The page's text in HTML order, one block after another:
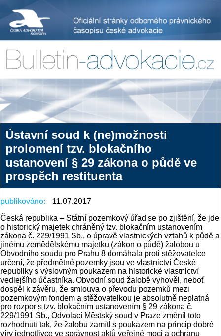
Ústavní soud k (ne)možnosti
prolomení tzv. blokačního
ustanovení § 29 zákona o půdě ve
prospěch restituenta
publikováno:
11.07.2017
Česká republika – Státní pozemkový úřad se po zjištění, že jde
o historický majetek chráněný tzv. blokačním ustanovením
zákona č. 229/1991 Sb., o úpravě vlastnických vztahů k půdě a
jinému zemědělskému majetku (zákon o půdě) žalobou u
Obvodního soudu pro Prahu 8 domáhala proti stěžovatelce
určení, že předmětné pozemky jsou ve vlastnictví České
republiky s výslovným poukazem na historické vlastnictví
vedlejšího účastníka. Obvodní soud žalobě vyhověl, neboť
dospěl k závěru, že smlouva o převodu pozemků mezi
pozemkovým fondem a stěžovatelkou je absolutně neplatná
pro rozpor s tzv. blokačním ustanovením § 29 zákona č.
229/1991 Sb., Odvolací Městský soud v Praze změnil toto
rozhodnutí tak, že žalobu zamítl s poukazem na princip dobré
víry jednotlivce ve správnost aktů veřejné moci a ochranu